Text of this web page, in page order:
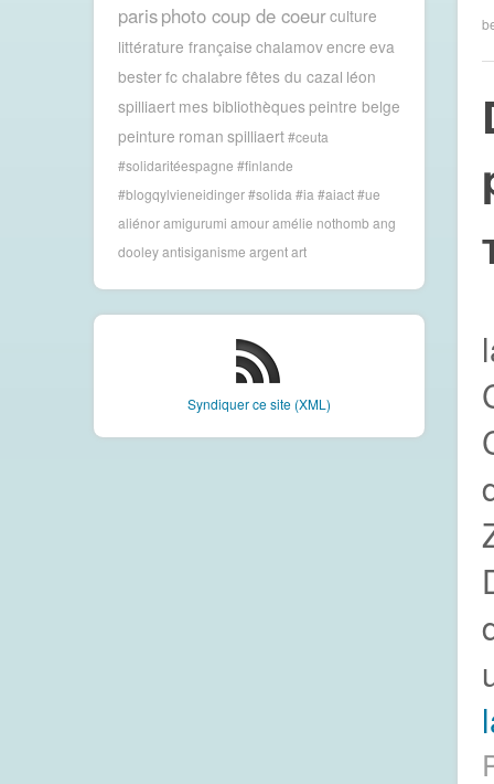
parisphoto coup de coeurculture
littérature française chalamovencre eva
besterfc chalabre fêtes du cazal léon
spilliaert mes bibliothèquespeintre belge
peinture roman spilliaert #ceuta
#solidaritéespagne #finlande
#blogqylvieneidinger #solida #ia #aiact #ue
aliénor amigurumi amour amélie nothomb ang
dooley antisiganisme argent art
Syndiquer ce site (XML)